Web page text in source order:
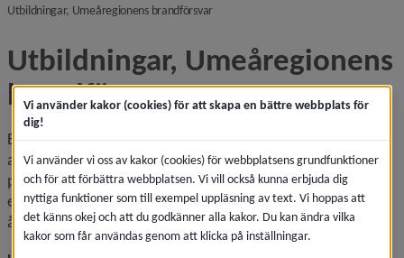
Utbildningar, Umeåregionens brandförsvarnivå i brödsmulenavigeringen
Utbildningar, Umeåregionens
brandförsvar
En viktig del i att vara en säker kommun är att utbilda
allmänheten för att kunna förhindra eller begränsa skador
på grund av olyckor. Umeå kommun har som mål att den
enskilde ska kunna påbörja en första skadebegränsande
åtgärd inom två minuter från det att en olycka upptäcks.
Vi använder kakor (cookies) för att skapa en bättre webbplats för
dig!
Vi använder vi oss av kakor (cookies) för webbplatsens grundfunktioner
och för att förbättra webbplatsen. Vi vill också kunna erbjuda dig
nyttiga funktioner som till exempel uppläsning av text. Vi hoppas att
det känns okej och att du godkänner alla kakor. Du kan ändra vilka
kakor som får användas genom att klicka på inställningar.